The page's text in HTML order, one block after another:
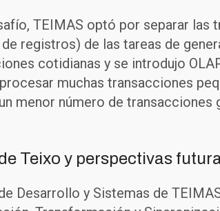
TEIMAS optó por separar las
registros) de las tareas de
cotidianas y se introdujo
muchas transacciones
menor número de transacciones
Teixo y perspectivas
Desarrollo y Sistemas de